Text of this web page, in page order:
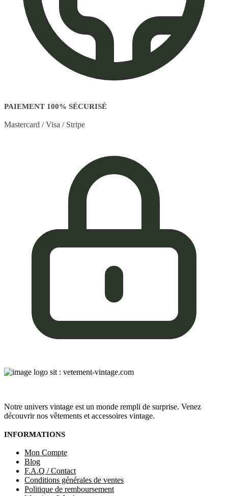
PAIEMENT 100% SÉCURISÉ
Mastercard / Visa / Stripe
Notre univers vintage est un monde rempli de surprise. Venez
découvrir nos vêtements et accessoires vintage.
INFORMATIONS
Mon Compte
Blog
F.A.Q / Contact
Conditions générales de ventes
Politique de remboursement